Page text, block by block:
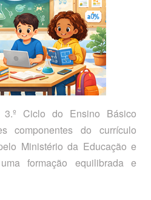
Ciclo do Ensino Básico
componentes do currículo
Ministério da Educação e
formação equilibrada e